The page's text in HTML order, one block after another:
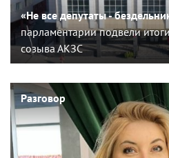
«Не все депутаты -
парламентарии подвели
созыва АКЗС
Разговор